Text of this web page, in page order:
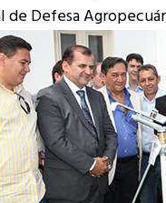
de Defesa